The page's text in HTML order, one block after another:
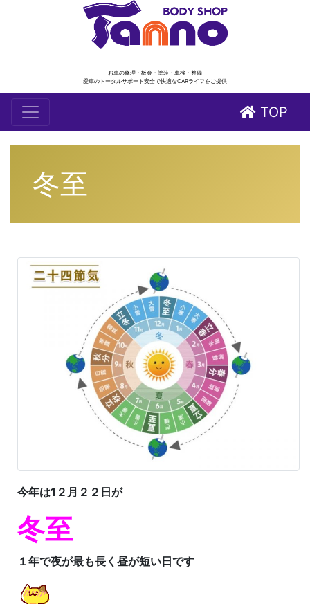
お車の修理・板金・塗装・車検・整備
愛車のトータルサポート安全で快適なCARライフをご提供
TOP
冬至
今年は1２月２２日が
冬至
１年で夜が最も長く 昼が短い日です